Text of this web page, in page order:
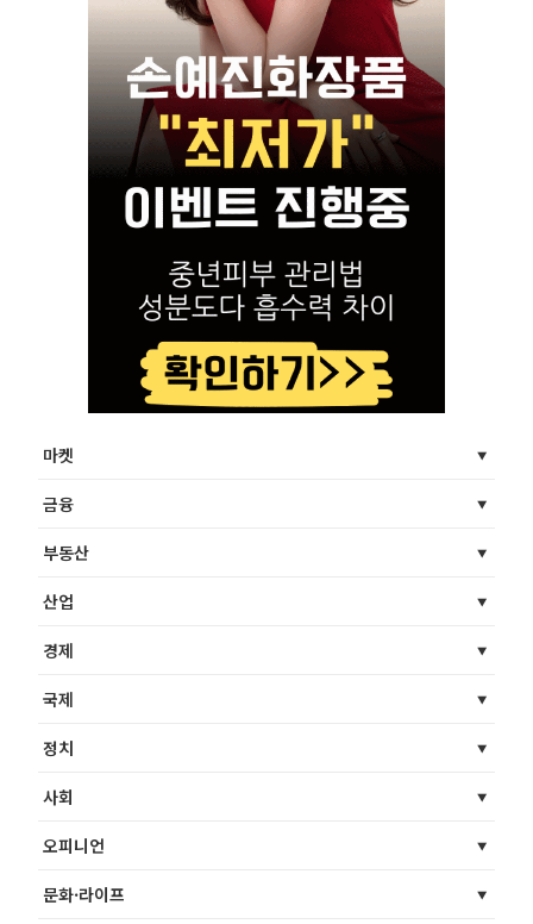
마켓
금융
부동산
산업
경제
국제
정치
사회
오피니언
문화·라이프